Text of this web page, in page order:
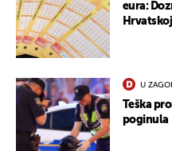
eura:
Hrvatskoj
U
Teška
poginula